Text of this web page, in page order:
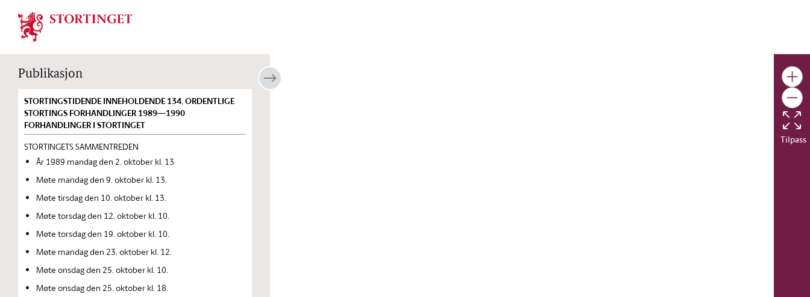
Stortinget.no
Publikasjon
STORTINGSTIDENDE INNEHOLDENDE 134. ORDENTLIGE
STORTINGS FORHANDLINGER 1989—1990
FORHANDLINGER I STORTINGET
STORTINGETS SAMMENTREDEN
År 1989 mandag den 2. oktober kl. 13
Møte mandag den 9. oktober kl. 13.
Møte tirsdag den 10. oktober kl. 13.
Møte torsdag den 12. oktober kl. 10.
Møte torsdag den 19. oktober kl. 10.
Møte mandag den 23. oktober kl. 12.
Møte onsdag den 25. oktober kl. 10.
Møte onsdag den 25. oktober kl. 18.